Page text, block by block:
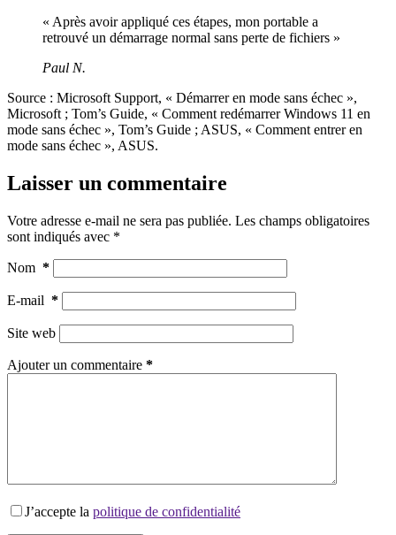
« Après avoir appliqué ces étapes, mon portable a
retrouvé un démarrage normal sans perte de fichiers »
Paul N.
Source : Microsoft Support, « Démarrer en mode sans échec »,
Microsoft ; Tom’s Guide, « Comment redémarrer Windows 11 en
mode sans échec », Tom’s Guide ; ASUS, « Comment entrer en
mode sans échec », ASUS.
Laisser un commentaire
Votre adresse e-mail ne sera pas publiée. Les champs obligatoires
sont indiqués avec *
Nom *
E-mail *
Site web
Ajouter un commentaire *
J’accepte la politique de confidentialité